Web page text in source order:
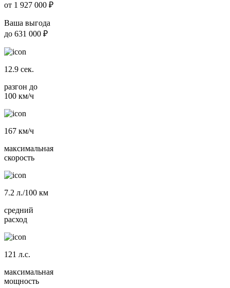
от 1 927 000 ₽
Ваша выгода
до 631 000 ₽
12.9 сек.
разгон до
100 км/ч
167 км/ч
максимальная
скорость
7.2 л./100 км
средний
расход
121 л.с.
максимальная
мощность